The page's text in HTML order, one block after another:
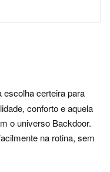
escolha certeira para
conforto e aquela
o universo Backdoor.
na rotina, sem